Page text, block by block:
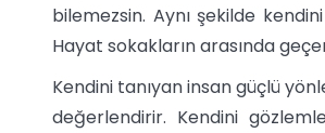
bilemezsin. Aynı şekilde
Hayat sokakların arasında
Kendini tanıyan insan güçlü
değerlendirir. Kendini